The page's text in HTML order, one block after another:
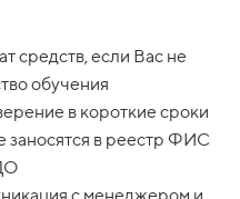
средств, если Вас не
обучения
в короткие сроки
заносятся в реестр ФИС